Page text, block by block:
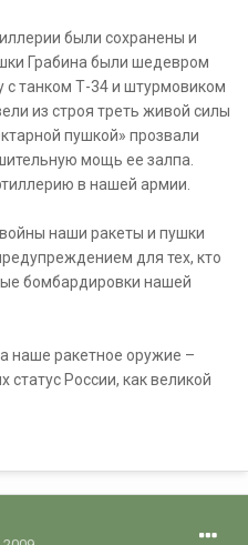
были сохранены и
Грабина были шедевром
с танком Т-34 и штурмовиком
из строя треть живой силы
пушкой» прозвали
мощь ее залпа.
в нашей армии.
наши ракеты и пушки
для тех, кто
бомбардировки нашей
наше ракетное оружие –
России, как великой